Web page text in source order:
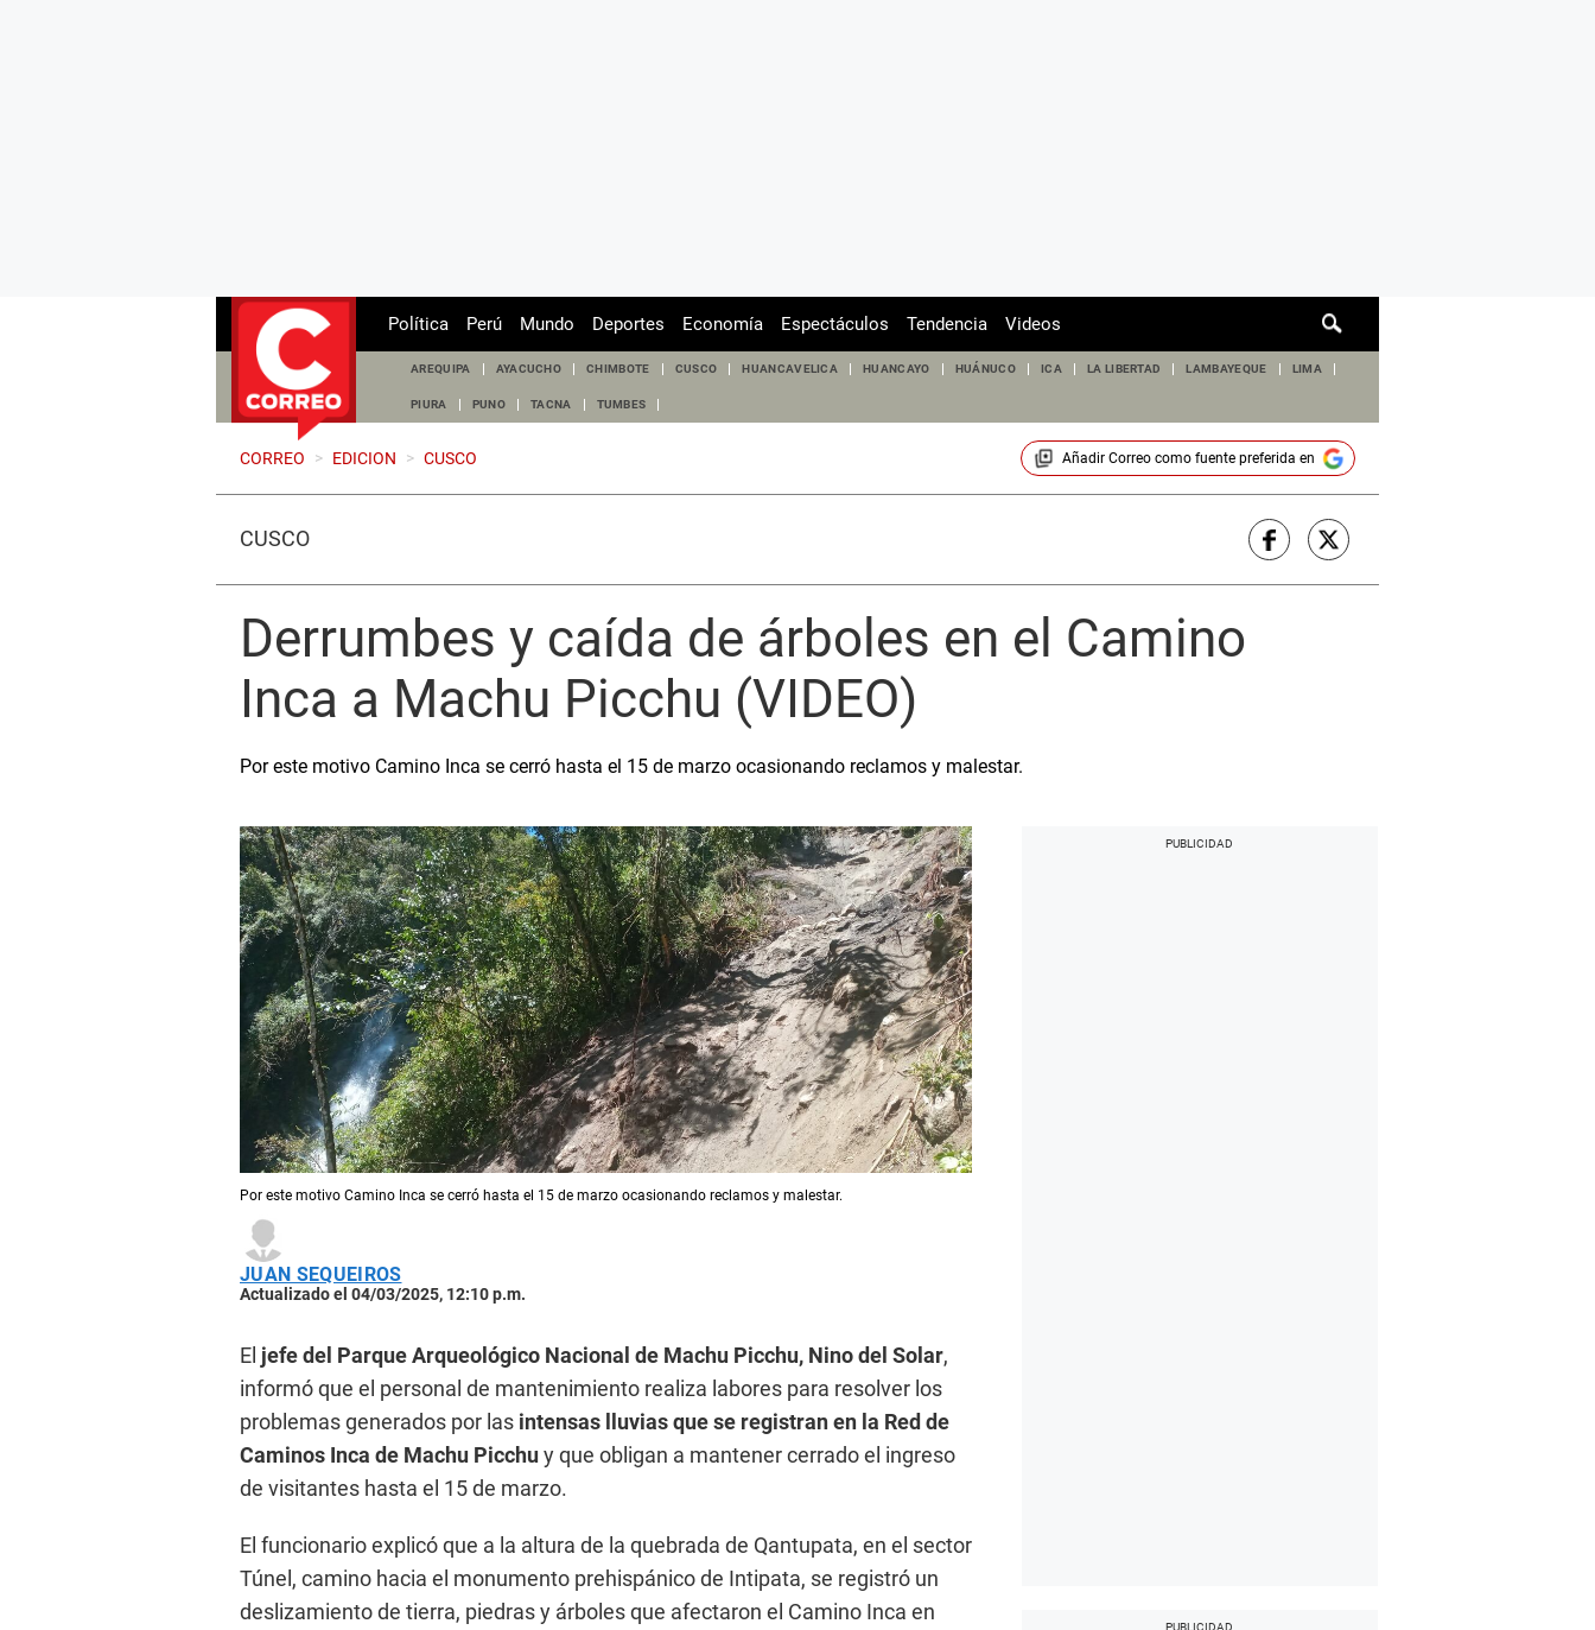
de
Política Perú Mundo Deportes Economía Espectáculos Tendencia Videos
AREQUIPA AYACUCHO CHIMBOTE CUSCO HUANCAVELICA HUANCAYO HUÁNUCO ICA LA LIBERTAD LAMBAYEQUE LIMA
PIURA PUNO TACNA TUMBES
CORREO > EDICION > CUSCO Añadir Correocomo fuente preferida en
CUSCO
Derrumbes y caída de árboles en el Camino
Inca a Machu Picchu (VIDEO)
Por este motivo Camino Inca se cerró hasta el 15 de marzo ocasionando reclamos y malestar.
Por este motivo Camino Inca se cerró hasta el 15 de marzo ocasionando reclamos y malestar.
JUAN SEQUEIROS
Actualizado el 04/03/2025, 12:10 p.m.
El jefe del Parque Arqueológico Nacional de Machu Picchu, Nino del Solar,
informó que el personal de mantenimiento realiza labores para resolver los
problemas generados por las intensas lluvias que se registran en la Red de
Caminos Inca de Machu Picchuy que obligan a mantener cerrado el ingreso
de visitantes hasta el 15 de marzo.
El funcionario explicó que a la altura de la quebrada de Qantupata, en el sector
Túnel, camino hacia el monumento prehispánico de Intipata, se registró un
deslizamiento de tierra, piedras y árboles que afectaron el Camino Inca en